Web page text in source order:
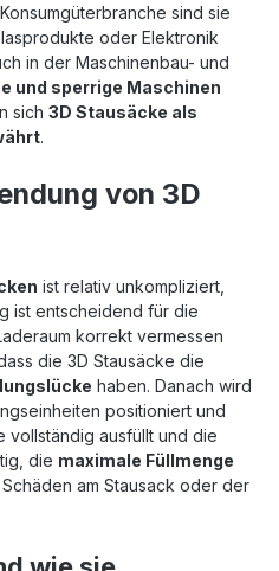
sind sie
oder Elektronik
in der Maschinenbau- und
und sperrige Maschinen
sich 3D Stausäcke als
.
von 3D
ist relativ unkompliziert,
ist entscheidend für die
korrekt vermessen
die 3D Stausäcke die
haben. Danach wird
positioniert und
vollständig ausfüllt und die
die maximale Füllmenge
Schäden am Stausack oder der